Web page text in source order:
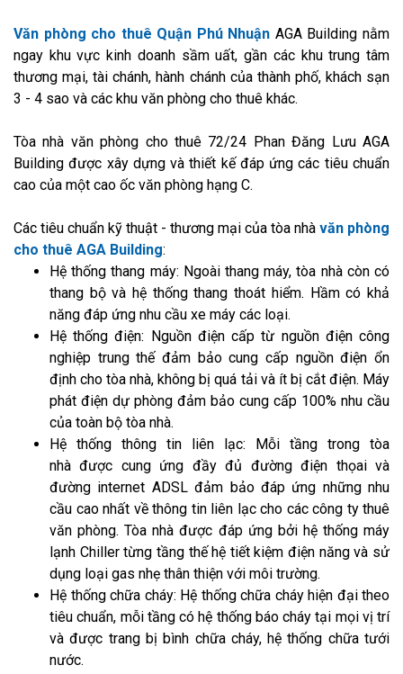
Văn phòng cho thuê Quận Phú Nhuận AGA Building nằm
ngay khu vực kinh doanh sầm uất, gần các khu trung tâm
thương mại, tài chánh, hành chánh của thành phố, khách sạn
3 - 4 sao và các khu văn phòng cho thuê khác.
Tòa nhà văn phòng cho thuê 72/24 Phan Đăng Lưu AGA
Building được xây dựng và thiết kế đáp ứng các tiêu chuẩn
cao của một cao ốc văn phòng hạng C.
Các tiêu chuẩn kỹ thuật - thương mại của tòa nhà văn phòng
cho thuê AGA Building:
Hệ thống thang máy: Ngoài thang máy, tòa nhà còn có
thang bộ và hệ thống thang thoát hiểm. Hầm có khả
năng đáp ứng nhu cầu xe máy các loại.
Hệ thống điện: Nguồn điện cấp từ nguồn điện công
nghiệp trung thế đảm bảo cung cấp nguồn điện ổn
định cho tòa nhà, không bị quá tải và ít bị cắt điện. Máy
phát điện dự phòng đảm bảo cung cấp 100% nhu cầu
của toàn bộ tòa nhà.
Hệ thống thông tin liên lạc: Mỗi tầng trong tòa
nhà được cung ứng đầy đủ đường điện thọai và
đường internet ADSL đảm bảo đáp ứng những nhu
cầu cao nhất về thông tin liên lạc cho các công ty thuê
văn phòng. Tòa nhà được đáp ứng bởi hệ thống máy
lạnh Chiller từng tầng thế hệ tiết kiệm điện năng và sử
dụng loại gas nhẹ thân thiện với môi trường.
Hệ thống chữa cháy: Hệ thống chữa cháy hiện đại theo
tiêu chuẩn, mỗi tầng có hệ thống báo cháy tại mọi vị trí
và được trang bị bình chữa cháy, hệ thống chữa tưới
nước.